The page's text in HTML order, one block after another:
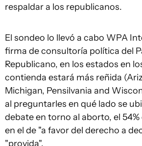
respaldar a los republicanos.
El sondeo lo llevó a cabo WPA
firma de consultoría política del
Republicano, en los estados en
contienda estará más reñida
Michigan, Pensilvania and
al preguntarles en qué lado se
debate en torno al aborto, el
en el de "a favor del derecho a
"provida".